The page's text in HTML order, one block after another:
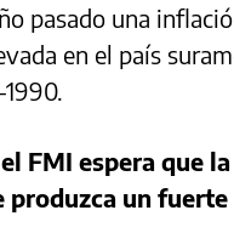
pasado una
en el país
FMI espera que
produzca un